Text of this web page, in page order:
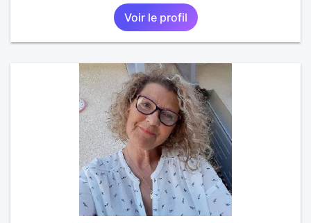
BELLES CHOSES DE LA VIE : BALADES, VOYAGES
EN FRANCE OU AILLEURS. ETRE A L ECOUTE DE L
AUTRE, ET LA VIE SERA PLUS BELLE
ENCORE.....................
Voir le profil